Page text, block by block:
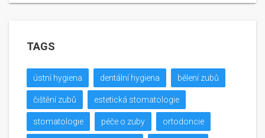
TAGS
ústní hygiena dentální hygiena bělení zubů
čištění zubů estetická stomatologie
stomatologie péče o zuby ortodoncie